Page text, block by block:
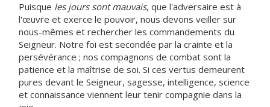
Puisque les jours sont mauvais, que l'adversaire est à
l'œuvre et exerce le pouvoir, nous devons veiller sur
nous-mêmes et rechercher les commandements du
Seigneur. Notre foi est secondée par la crainte et la
persévérance ; nos compagnons de combat sont la
patience et la maîtrise de soi. Si ces vertus demeurent
pures devant le Seigneur, sagesse, intelligence, science
et connaissance viennent leur tenir compagnie dans la